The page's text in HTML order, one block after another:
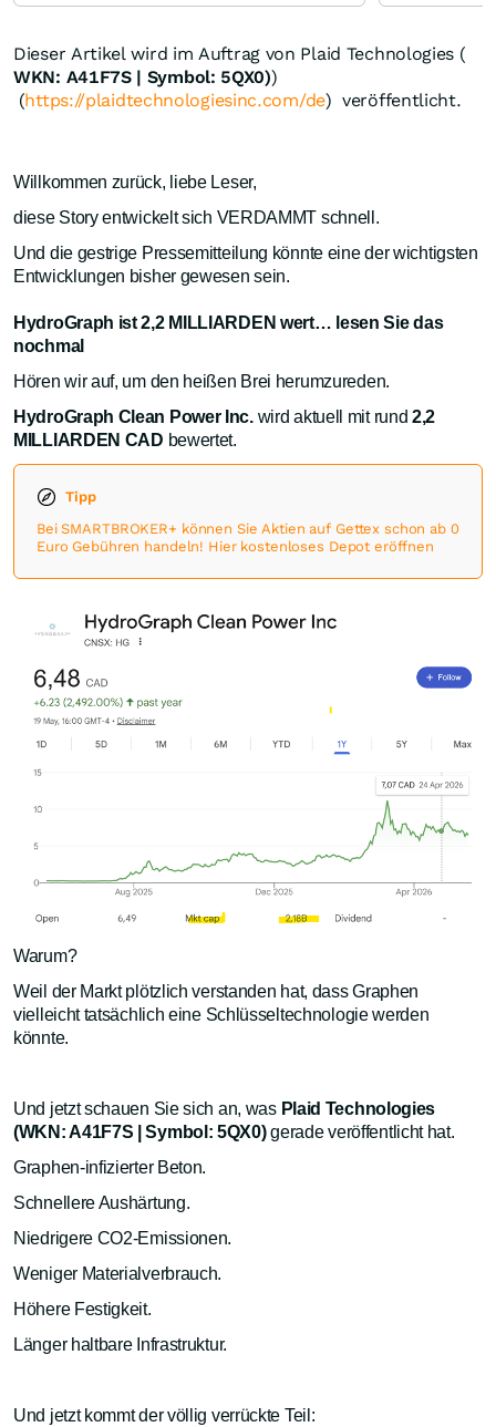
Dieser Artikel wird im Auftrag von Plaid Technologies (
WKN: A41F7S | Symbol: 5QX0))
(https://plaidtechnologiesinc.com/de) veröffentlicht.
Willkommen zurück, liebe Leser,
diese Story entwickelt sich VERDAMMT schnell.
Und die gestrige Pressemitteilung könnte eine der wichtigsten
Entwicklungen bisher gewesen sein.
HydroGraph ist 2,2 MILLIARDEN wert… lesen Sie das
nochmal
Hören wir auf, um den heißen Brei herumzureden.
HydroGraph Clean Power Inc.wird aktuell mit rund2,2
MILLIARDEN CAD bewertet.
Tipp
Bei SMARTBROKER+ können Sie Aktien auf Gettex schon ab 0
Euro Gebühren handeln! Hier kostenloses Depot eröffnen
Warum?
Weil der Markt plötzlich verstanden hat, dass Graphen
vielleicht tatsächlich eine Schlüsseltechnologie werden
könnte.
Und jetzt schauen Sie sich an, was Plaid Technologies
(WKN: A41F7S | Symbol: 5QX0)gerade veröffentlicht hat.
Graphen-infizierter Beton.
Schnellere Aushärtung.
Niedrigere CO2-Emissionen.
Weniger Materialverbrauch.
Höhere Festigkeit.
Länger haltbare Infrastruktur.
Und jetzt kommt der völlig verrückte Teil: